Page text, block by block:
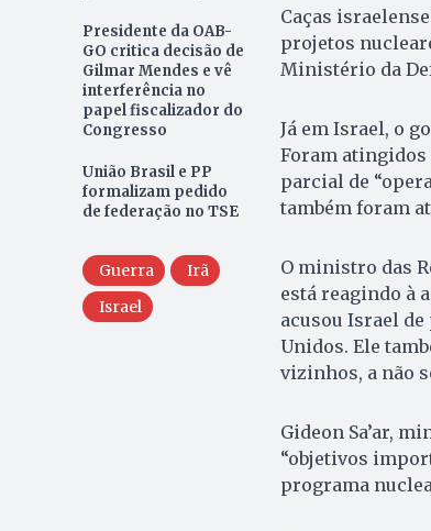
Presidente da OAB-
GO critica decisão de
Gilmar Mendes e vê
interferência no
papel fiscalizador do
Congresso
União Brasil e PP
formalizam pedido
de federação no TSE
Guerra
Irã
Israel
Caças
projetos
Ministério da
Já em Israel, o
Foram atingidos
parcial de
também foram
O ministro das
está reagindo à
acusou Israel
Unidos. Ele
vizinhos, a não
Gideon Sa’ar,
“objetivos
programa